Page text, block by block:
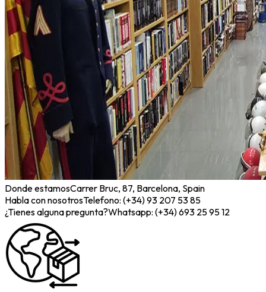
Donde estamosCarrer Bruc, 87, Barcelona, Spain
Habla con nosotrosTelefono: (+34) 93 207 53 85
¿Tienes alguna pregunta?Whatsapp: (+34) 693 25 95 12